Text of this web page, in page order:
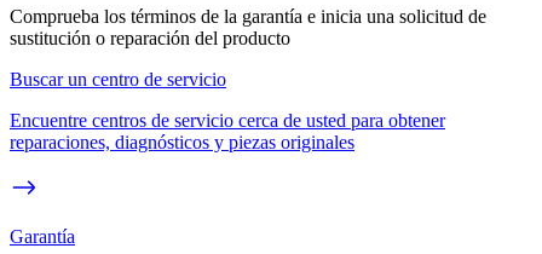
Comprueba los términos de la garantía e inicia una solicitud de
sustitución o reparación del producto
Buscar un centro de servicio
Encuentre centros de servicio cerca de usted para obtener
reparaciones, diagnósticos y piezas originales
Garantía